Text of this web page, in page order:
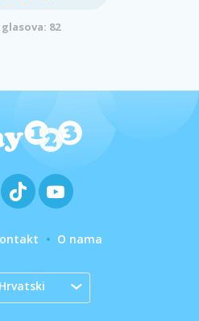
82
O nama
Hrvatski